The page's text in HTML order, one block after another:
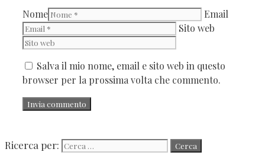
Nome
Email
Sito web
Salva il mio nome, email e sito web in questo
browser per la prossima volta che commento.
Ricerca per: